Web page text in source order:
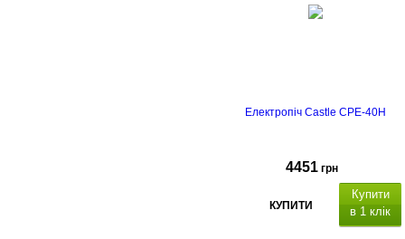
деко, решітка, ручка для деко,
Електропіч Castle CPE-40H
4451 грн
КУПИТИ
Купити
в 1 клік